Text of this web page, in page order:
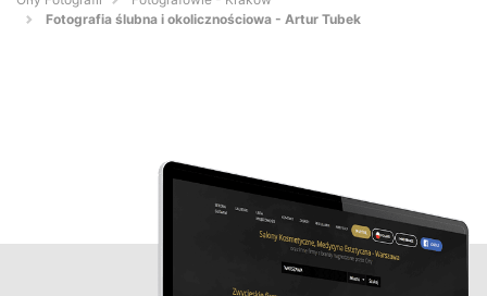
Fotografia ślubna i okolicznościowa - Artur Tubek